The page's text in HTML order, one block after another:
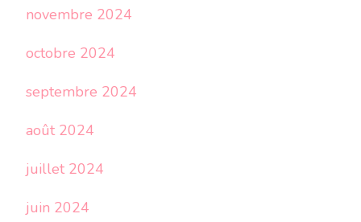
novembre 2024
octobre 2024
septembre 2024
août 2024
juillet 2024
juin 2024